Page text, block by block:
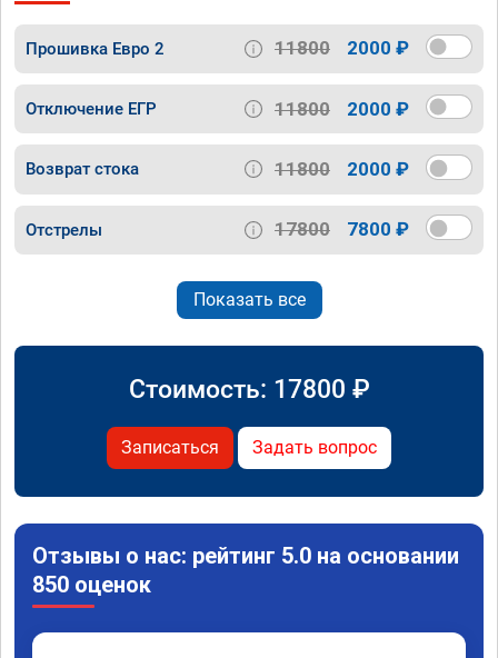
Прошивка Евро 2 11800 2000 ₽
Отключение ЕГР 11800 2000 ₽
Возврат стока 11800 2000 ₽
Отстрелы 17800 7800 ₽
Показать все
Стоимость: 17800 ₽
Записаться Задать вопрос
Отзывы о нас: рейтинг 5.0 на основании
850 оценок